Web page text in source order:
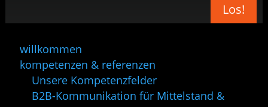
Los!
willkommen
kompetenzen & referenzen
Unsere Kompetenzfelder
B2B-Kommunikation für Mittelstand &